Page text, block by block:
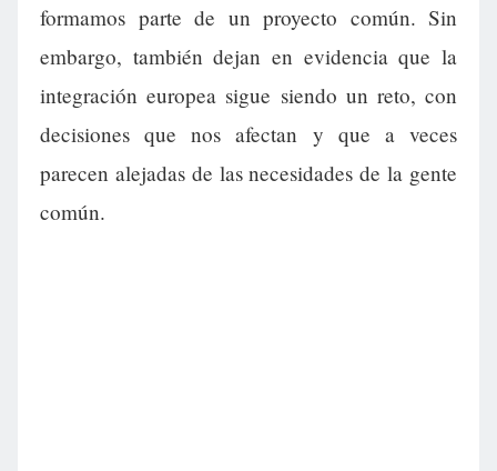
formamos parte de un proyecto común. Sin
embargo, también dejan en evidencia que la
integración europea sigue siendo un reto, con
decisiones que nos afectan y que a veces
parecen alejadas de las necesidades de la gente
común.